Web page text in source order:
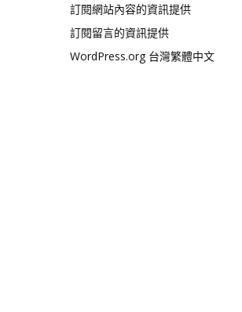
訂閱網站內容的資訊提供
訂閱留言的資訊提供
WordPress.org 台灣繁體中文